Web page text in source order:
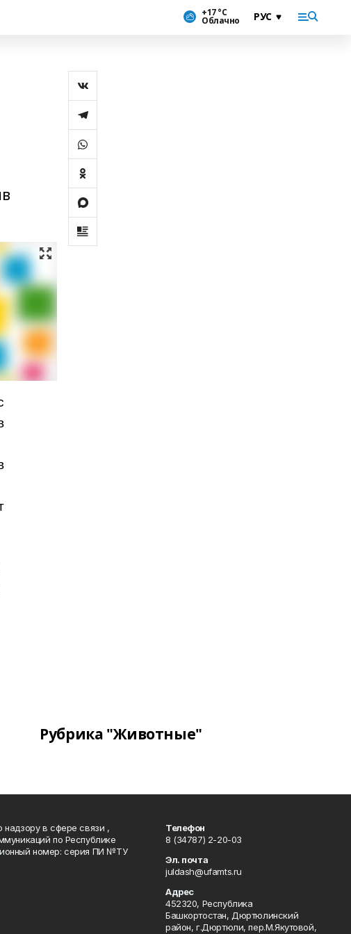
+17 °С
Облачно
Рубрика "Животные"
в сфере связи ,
по Республике
номер: серия ПИ №ТУ
Телефон
8 (34787) 2-20-03
Эл. почта
juldash@ufamts.ru
Адрес
452320, Республика
Башкортостан, Дюртюлинский
район, г.Дюртюли, пер.М.Якутовой,